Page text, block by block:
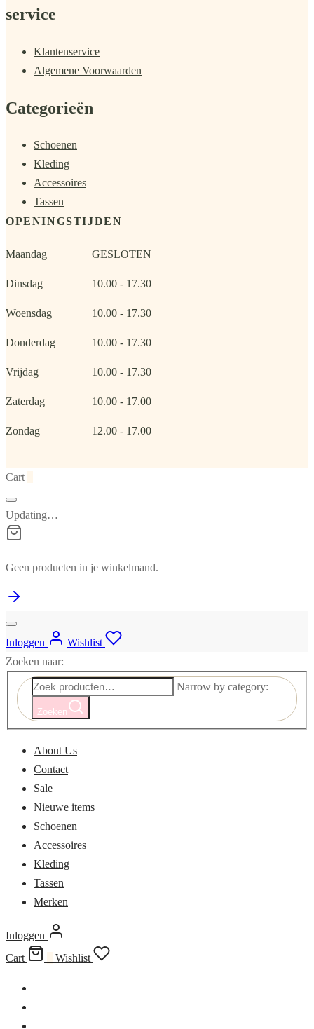
service
Klantenservice
Algemene Voorwaarden
Categorieën
Schoenen
Kleding
Accessoires
Tassen
OPENINGSTIJDEN
Maandag GESLOTEN
Dinsdag 10.00 - 17.30
Woensdag 10.00 - 17.30
Donderdag 10.00 - 17.30
Vrijdag 10.00 - 17.30
Zaterdag 10.00 - 17.00
Zondag 12.00 - 17.00
Cart
Updating…
Geen producten in je winkelmand.
Inloggen
Wishlist
Zoeken naar:
Narrow by category:
Zoeken
About Us
Contact
Sale
Nieuwe items
Schoenen
Accessoires
Kleding
Tassen
Merken
Inloggen
Cart
Wishlist